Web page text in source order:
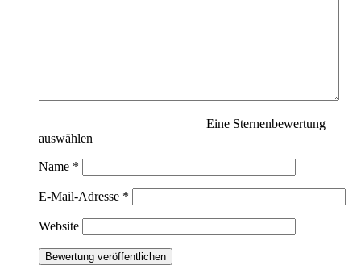
Eine Sternenbewertung
auswählen
Name *
E-Mail-Adresse *
Website